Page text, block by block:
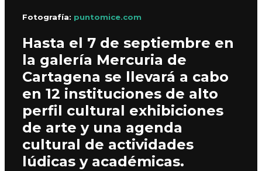
Fotografía: puntomice.com
Hasta el 7 de septiembre en
la galería Mercuria de
Cartagena se llevará a cabo
en 12 instituciones de alto
perfil cultural exhibiciones
de arte y una agenda
cultural de actividades
lúdicas y académicas.